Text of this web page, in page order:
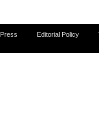
Press Editorial Policy